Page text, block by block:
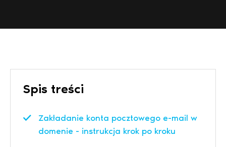
Spis treści
Zakładanie konta pocztowego e-mail w
domenie - instrukcja krok po kroku